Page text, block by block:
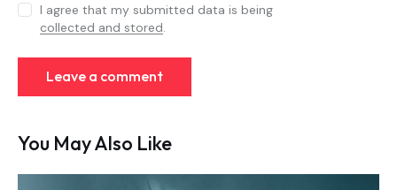
I agree that my submitted data is being
collected and stored.
You May Also Like